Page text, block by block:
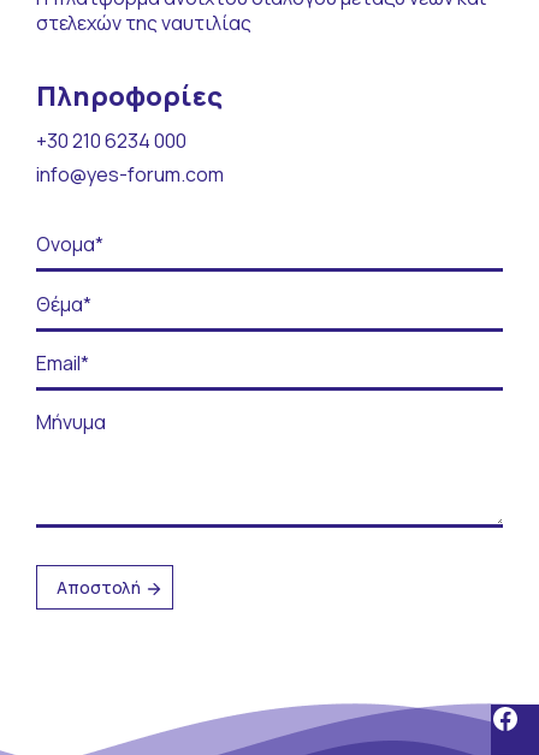
CV Platform
Επικοινωνία
στελεχών της ναυτιλίας
Πληροφορίες
+30 210 6234 000
info@yes-forum.com